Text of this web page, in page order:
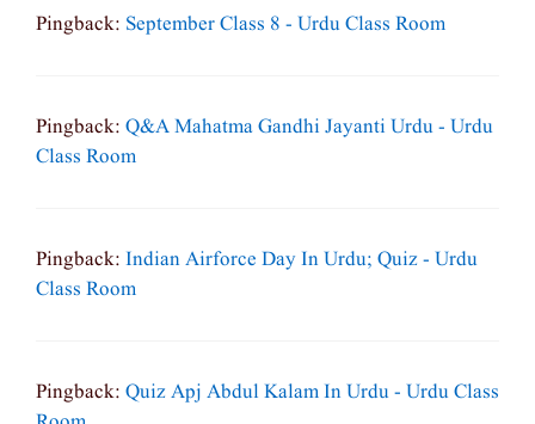
Pingback: September Class 8 - Urdu Class Room
Pingback: Q&A Mahatma Gandhi Jayanti Urdu - Urdu
Class Room
Pingback: Indian Airforce Day In Urdu; Quiz - Urdu
Class Room
Pingback: Quiz Apj Abdul Kalam In Urdu - Urdu Class